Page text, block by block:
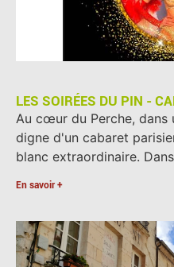
LES SOIRÉES DU PIN -
Au cœur du Perche, dans
digne d'un cabaret
blanc extraordinaire.
En savoir +